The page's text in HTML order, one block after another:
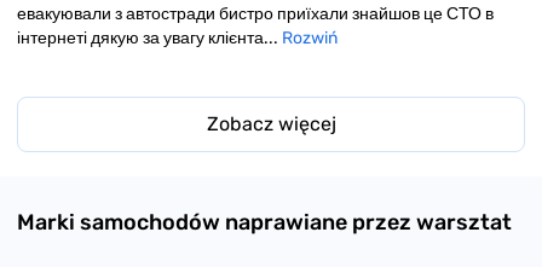
евакуювали з автостради бистро приїхали знайшов це СТО в
інтернеті дякую за увагу клієнта... Rozwiń
Zobacz więcej
Marki samochodów naprawiane przez warsztat